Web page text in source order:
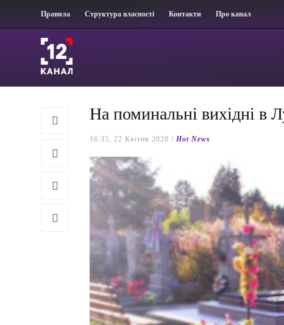
Правила Структура власності Контакти Про канал
На поминальні вихідні в
16:35, 22 Квітня 2020 /Hot News